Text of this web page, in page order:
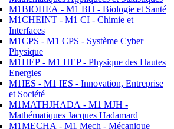
M1BIOHEA - M1 BH - Biologie et Santé
M1CHEINT - M1 CI - Chimie et
Interfaces
M1CPS - M1 CPS - Système Cyber
Physique
M1HEP - M1 HEP - Physique des Hautes
Energies
M1IES - M1 IES - Innovation, Entreprise
et Société
M1MATHJHADA - M1 MJH -
Mathématiques Jacques Hadamard
M1MECHA - M1 Mech - Mécanique